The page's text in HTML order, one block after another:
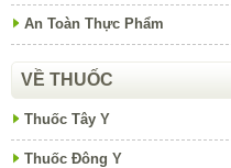
An Toàn Thực Phẩm
VỀ THUỐC
Thuốc Tây Y
Thuốc Đông Y